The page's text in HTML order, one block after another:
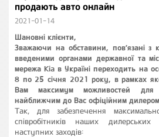
продають авто онлайн
2021-01-14
Шановні клієнти,
Зважаючи на обставини, пов’язані з
введеними органами державної та
мережа Kia в Україні переходить на
8 по 25 січня 2021 року, в рамках
Вам максимум можливостей для
найближчим до Вас офіційним
Так, для забезпечення
співробітників наших
наступних заходів: